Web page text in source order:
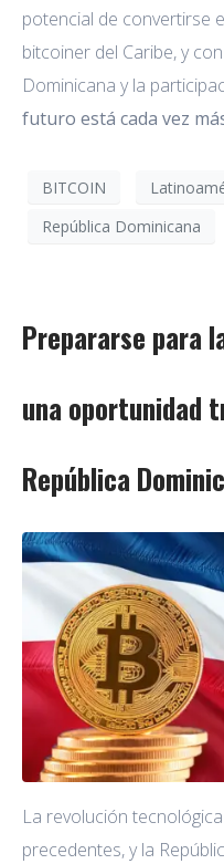
potencial de convertirse
bitcoiner del Caribe, y
Dominicana y la
futuro está cada vez
BITCOIN
República Dominicana
Prepararse para
una oportunidad
República
La revolución
precedentes, y la